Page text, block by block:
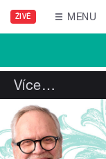
ŽIVĚ MENU
Více…